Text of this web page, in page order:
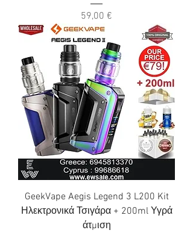
Τιμή
59,00 €
GeekVape Aegis Legend 3 L200 Kit
Ηλεκτρονικά Τσιγάρα + 200ml Υγρά
άτμιση